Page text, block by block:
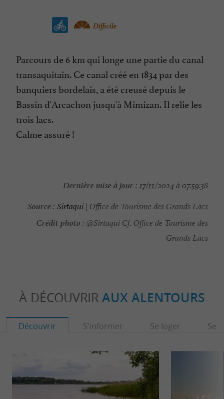
Difficile
Parcours de 6 km qui longe une partie du canal
transaquitain. Ce canal créé en 1834 par des
banquiers bordelais, a été creusé depuis le
Bassin d'Arcachon jusqu'à Mimizan. Il relie les
trois lacs.
Calme assuré !
Dernière mise à jour : 17/11/2024 à 07:59:38
Source : Sirtaqui | Office de Tourisme des Grands Lacs
Crédit photo : @Sirtaqui Cf. Office de Tourisme des
Grands Lacs
À DÉCOUVRIR AUX ALENTOURS
Découvrir S'informer Se loger Se